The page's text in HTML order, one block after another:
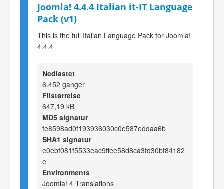
Joomla! 4.4.4 Italian it-IT Language
Pack (v1)
This is the full Italian Language Pack for Joomla!
4.4.4
Nedlastet
6.452 ganger
Filstørrelse
647,19 kB
MD5 signatur
fe8598ad0f193936030c0e587eddaa6b
SHA1 signatur
e0ebf081f5533eac9ffee58d8ca3fd30bf84182
e
Environments
Joomla! 4 Translations